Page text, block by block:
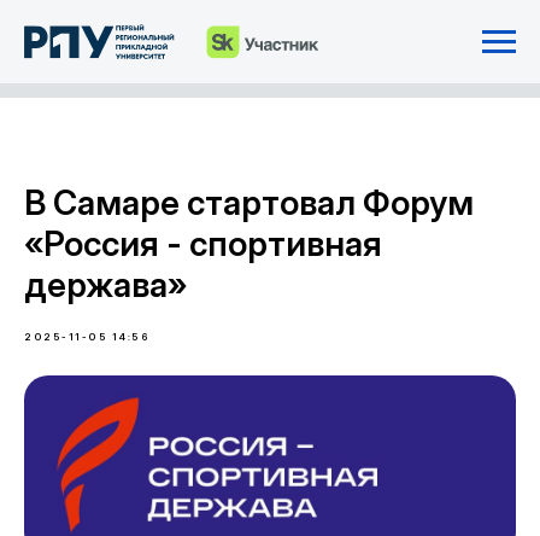
В Самаре стартовал Форум
«Россия - спортивная
держава»
2025-11-05 14:56